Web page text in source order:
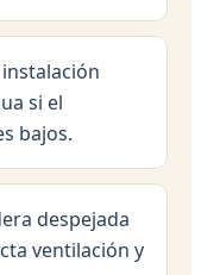
si el
bajos.
despejada
ventilación y